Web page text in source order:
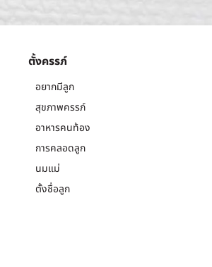
ตั้งครรภ์
อยากมีลูก
สุขภาพครรภ์
อาหารคนท้อง
การคลอดลูก
นมแม่
ตั้งชื่อลูก